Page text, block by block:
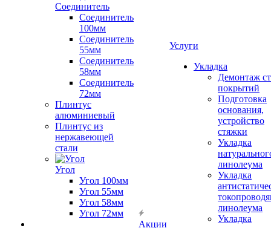
Соединитель
Соединитель
100мм
Соединитель
55мм
Соединитель
58мм
Соединитель
72мм
Плинтус
алюминиевый
Плинтус из
нержавеющей
стали
Угол
Угол 100мм
Угол 55мм
Угол 58мм
Угол 72мм
Акции
Услуги
Укладка
Демонтаж
покрытий
Подготовка
основания,
устройство
стяжки
Укладка
линолеума
Укладка
линолеума
Укладка